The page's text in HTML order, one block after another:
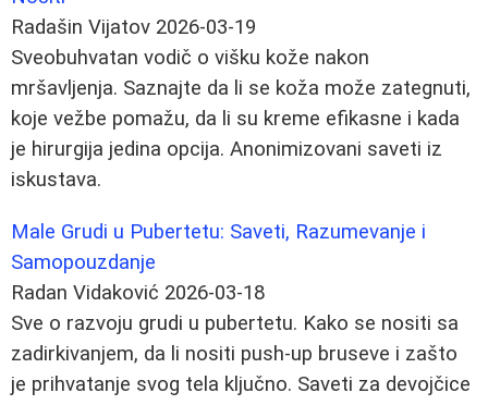
Radašin Vijatov 2026-03-19
Sveobuhvatan vodič o višku kože nakon
mršavljenja. Saznajte da li se koža može zategnuti,
koje vežbe pomažu, da li su kreme efikasne i kada
je hirurgija jedina opcija. Anonimizovani saveti iz
iskustava.
Male Grudi u Pubertetu: Saveti, Razumevanje i
Samopouzdanje
Radan Vidaković 2026-03-18
Sve o razvoju grudi u pubertetu. Kako se nositi sa
zadirkivanjem, da li nositi push-up bruseve i zašto
je prihvatanje svog tela ključno. Saveti za devojčice